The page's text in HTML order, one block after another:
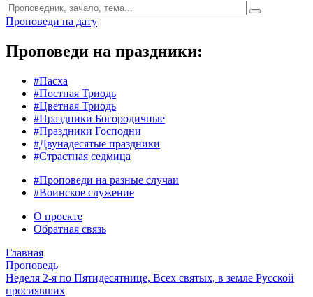
Проповеди на дату
Проповеди на праздники:
#Пасха
#Постная Триодь
#Цветная Триодь
#Праздники Богородичные
#Праздники Господни
#Двунадесятые праздники
#Страстная седмица
#Проповеди на разные случаи
#Воинское служение
О проекте
Обратная связь
Главная
Проповедь
Неделя 2-я по Пятидесятнице, Всех святых, в земле Русской
просиявших